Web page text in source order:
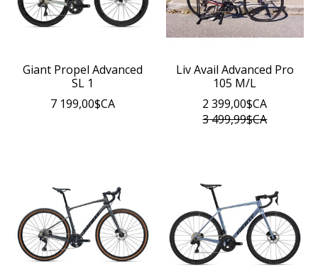
Giant Propel Advanced
SL 1
7 199,00$CA
Liv Avail Advanced Pro
105 M/L
2 399,00$CA
3 499,99$CA